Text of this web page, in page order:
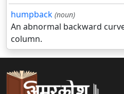
humpback (noun)
An abnormal backward
column.